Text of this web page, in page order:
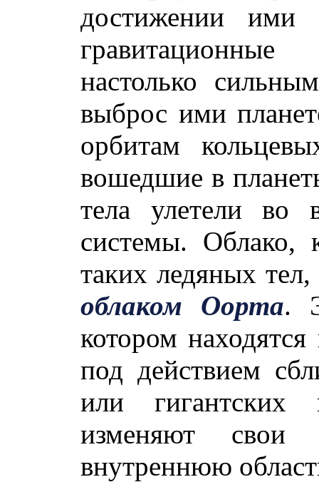
достижении ими
настолько
выброс ими
орбитам
вошедшие в
тела улетели во
системы. Облако,
таких ледяных
облаком Оорта.
котором
под действием
или гигантских
изменяют
внутреннюю